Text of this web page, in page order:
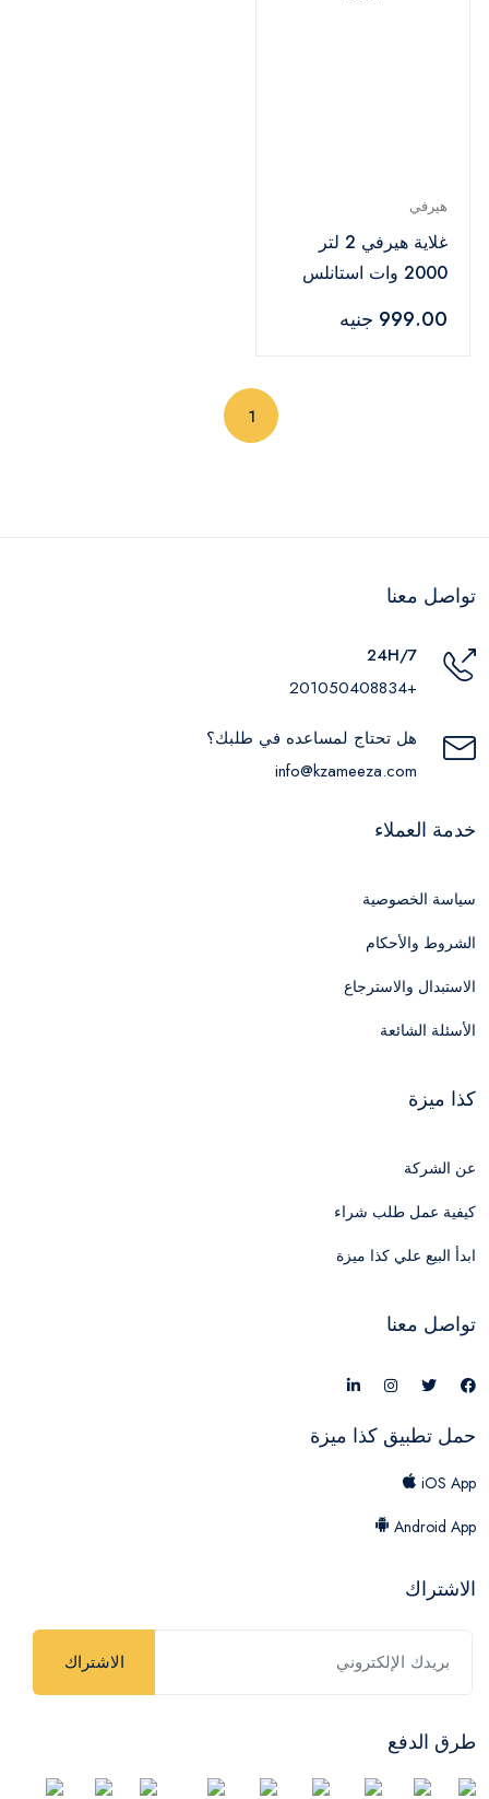
هيرفي
غلاية هيرفي 2 لتر
2000 وات استانلس
999.00 جنيه
1
تواصل معنا
24H/7
+201050408834
هل تحتاج لمساعده في طلبك؟
info@kzameeza.com
خدمة العملاء
سياسة الخصوصية
الشروط والأحكام
الاستبدال والاسترجاع
الأسئلة الشائعة
كذا ميزة
عن الشركة
كيفية عمل طلب شراء
ابدأ البيع علي كذا ميزة
تواصل معنا
حمل تطبيق كذا ميزة
iOS App
Android App
الاشتراك
الاشتراك
طرق الدفع